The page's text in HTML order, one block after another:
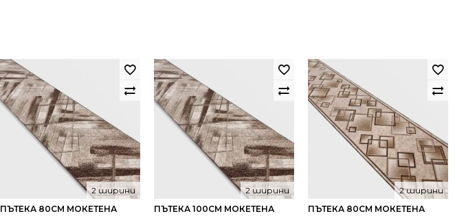
ПЪТЕКА 80СМ МОКЕТЕНА
2 ширини
ПЪТЕКА 100СМ МОКЕТЕНА
2 ширини
ПЪТЕКА 80СМ МОКЕТЕНА
2 ширини